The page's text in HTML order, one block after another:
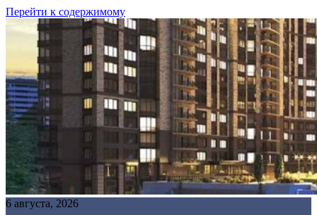
Перейти к содержимому
6 августа, 2026